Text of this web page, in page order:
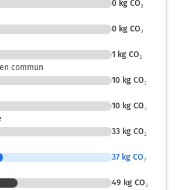
un ticket (Péage Lancon)
droite et rejoindre E80. Continuer sur 24
A54
DE PCE
0 kg CO₂
0 kg CO₂
1 kg CO₂
commun
10 kg CO₂
10 kg CO₂
33 kg CO₂
37 kg CO₂
49 kg CO₂